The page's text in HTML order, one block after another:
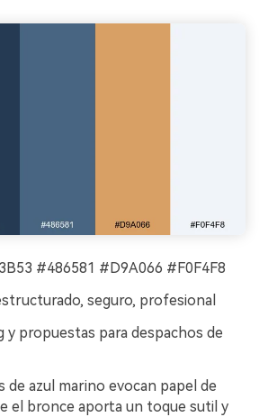
#486581 #D9A066 #F0F4F8
seguro, profesional
y propuestas para despachos de
de azul marino evocan papel de
el bronce aporta un toque sutil y